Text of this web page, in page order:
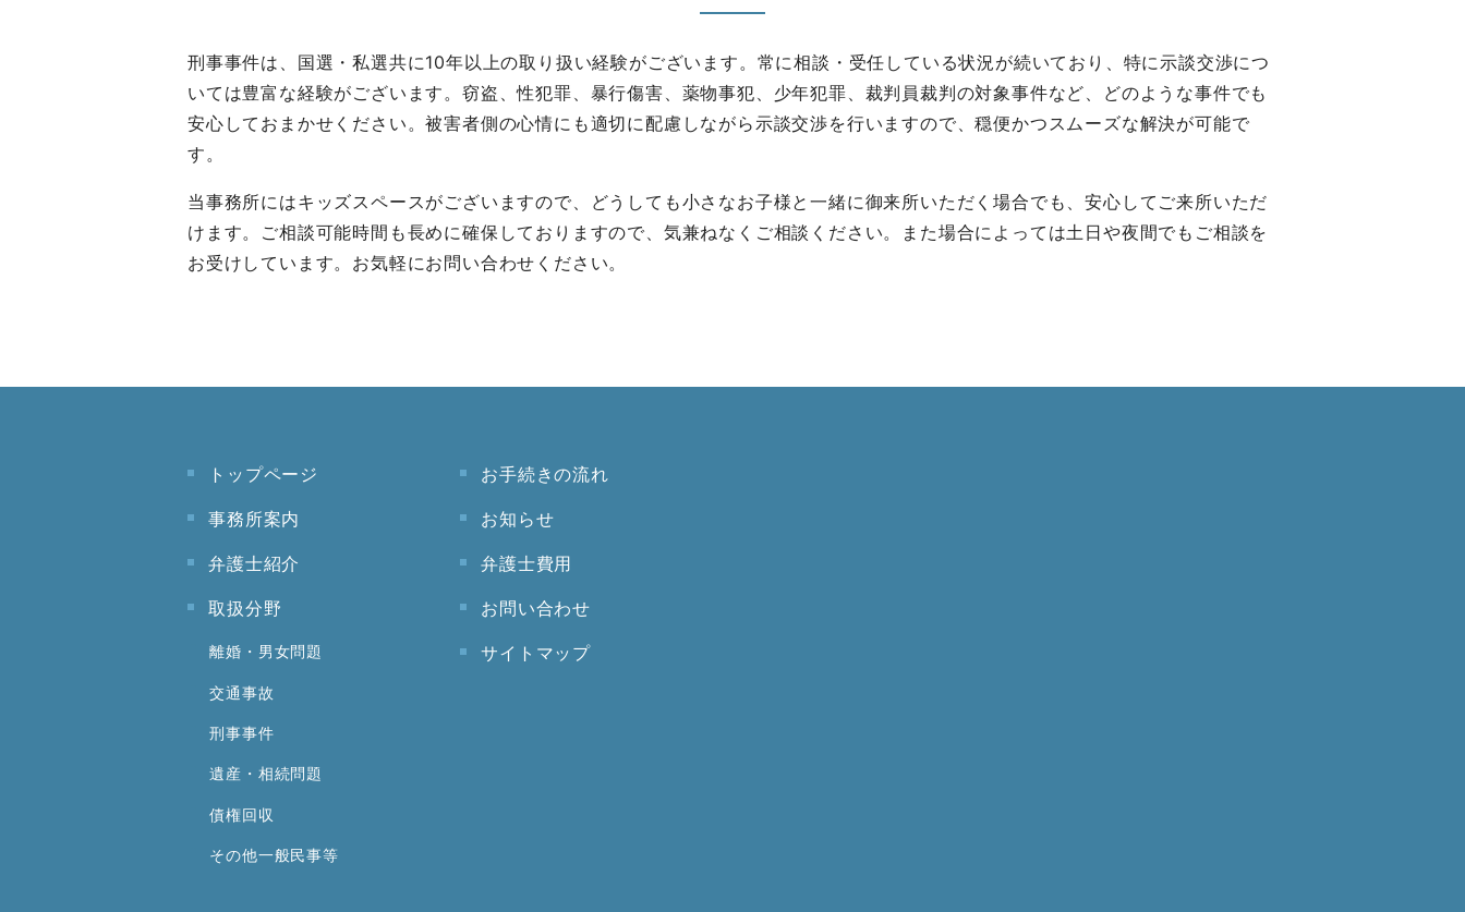
刑事事件は、国選・私選共に10年以上の取り扱い経験がございます。常に相談・受任している状況が続いており、特に示談交渉につ
いては豊富な経験がございます。窃盗、性犯罪、暴行傷害、薬物事犯、少年犯罪、裁判員裁判の対象事件など、どのような事件でも
安心しておまかせください。被害者側の心情にも適切に配慮しながら示談交渉を行いますので、穏便かつスムーズな解決が可能で
す。
当事務所にはキッズスペースがございますので、どうしても小さなお子様と一緒に御来所いただく場合でも、安心してご来所いただ
けます。ご相談可能時間も長めに確保しておりますので、気兼ねなくご相談ください。また場合によっては土日や夜間でもご相談を
お受けしています。お気軽にお問い合わせください。
トップページ
事務所案内
弁護士紹介
取扱分野
離婚・男女問題
交通事故
刑事事件
遺産・相続問題
債権回収
その他一般民事等
お手続きの流れ
お知らせ
弁護士費用
お問い合わせ
サイトマップ